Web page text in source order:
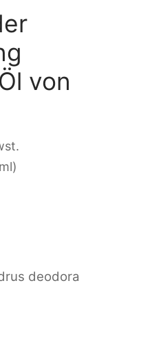
von
deodora